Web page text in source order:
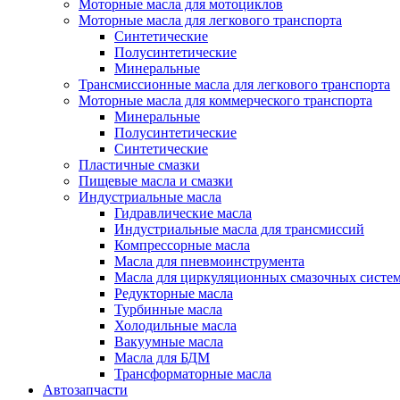
Моторные масла для мотоциклов
Моторные масла для легкового транспорта
Синтетические
Полусинтетические
Минеральные
Трансмиссионные масла для легкового транспорта
Моторные масла для коммерческого транспорта
Минеральные
Полусинтетические
Синтетические
Пластичные смазки
Пищевые масла и смазки
Индустриальные масла
Гидравлические масла
Индустриальные масла для трансмиссий
Компрессорные масла
Масла для пневмоинструмента
Масла для циркуляционных смазочных
Редукторные масла
Турбинные масла
Холодильные масла
Вакуумные масла
Масла для БДМ
Трансформаторные масла
Автозапчасти